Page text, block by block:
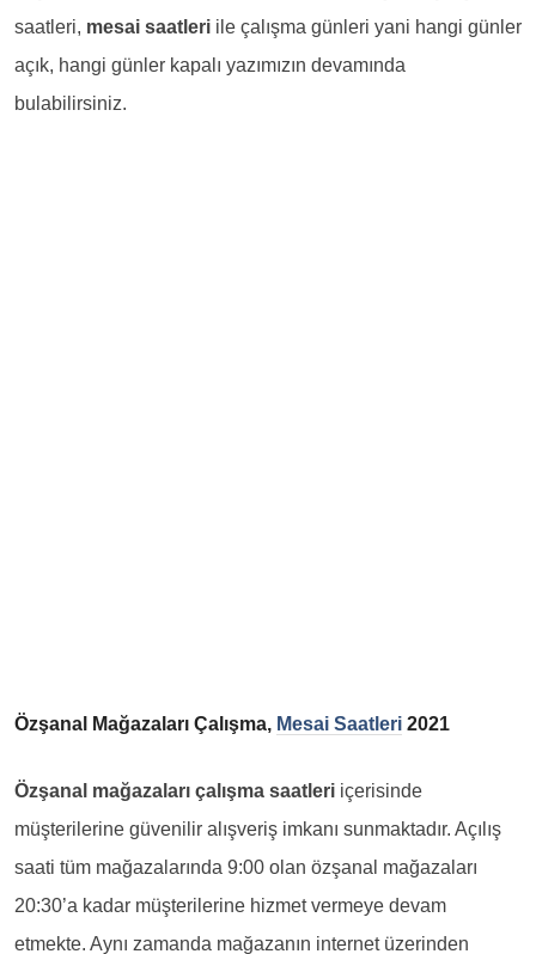
saatleri, mesai saatleri ile çalışma günleri yani hangi günler
açık, hangi günler kapalı yazımızın devamında
bulabilirsiniz.
Özşanal Mağazaları Çalışma, Mesai Saatleri 2021
Özşanal mağazaları çalışma saatleri içerisinde
müşterilerine güvenilir alışveriş imkanı sunmaktadır. Açılış
saati tüm mağazalarında 9:00 olan özşanal mağazaları
20:30’a kadar müşterilerine hizmet vermeye devam
etmekte. Aynı zamanda mağazanın internet üzerinden